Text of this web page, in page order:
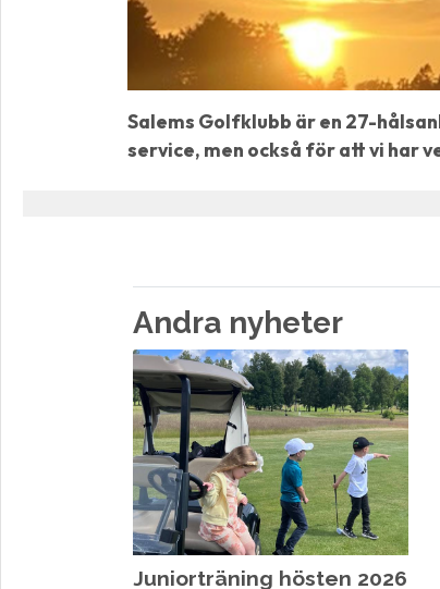
Salems Golfklubb är en 27-
service, men också för att vi har
Andra nyheter
Juniorträning hösten 2026